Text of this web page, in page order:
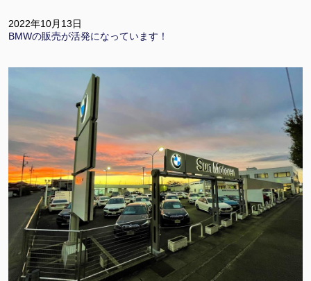
2022年10月13日
BMWの販売が活発になっています！